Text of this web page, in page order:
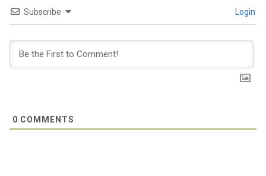
Subscribe Login
0 COMMENTS